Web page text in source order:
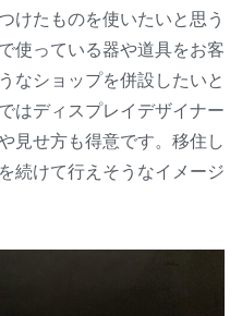
けたものを使いたいと思う
使っている器や道具をお客
なショップを併設したいと
はディスプレイデザイナー
見せ方も得意です。移住し
続けて行えそうなイメージ